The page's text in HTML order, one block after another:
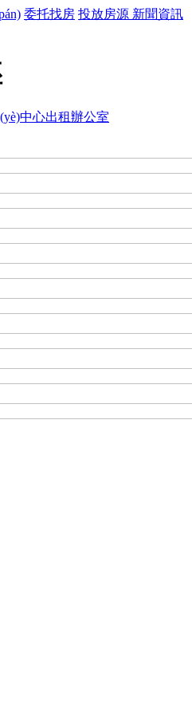
委托找房 投放房源 新聞資訊
中心出租辦公室